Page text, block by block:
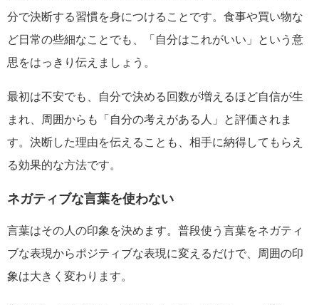
分で決断する習慣を身につけることです。食事や買い物な
ど日常の些細なことでも、「自分はこれがいい」という意
思をはっきり伝えましょう。
最初は不安でも、自分で決める回数が増えるほど自信が生
まれ、周囲からも「自分の考えがある人」と評価されま
す。決断した理由を伝えることも、相手に納得してもらえ
る効果的な方法です。
ネガティブな言葉を使わない
言葉はその人の印象を決めます。普段使う言葉をネガティ
ブな表現からポジティブな表現に変えるだけで、周囲の印
象は大きく変わります。